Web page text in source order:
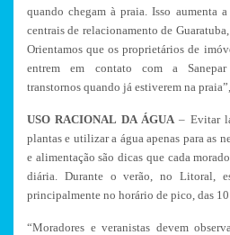
quando chegam à praia. Isso aumenta
centrais de relacionamento de
Orientamos que os proprietários de
entrem em contato com a Sanepar
transtornos quando já estiverem na praia”,
USO RACIONAL DA ÁGUA– Evitar
plantas e utilizar a água apenas para as
e alimentação são dicas que cada
diária. Durante o verão, no Litoral,
principalmente no horário de pico, das 10
“Moradores e veranistas devem